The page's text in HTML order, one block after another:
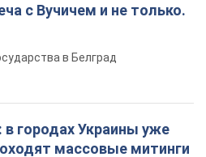
с Вучичем и не только.
в Белград
городах Украины уже
массовые митинги